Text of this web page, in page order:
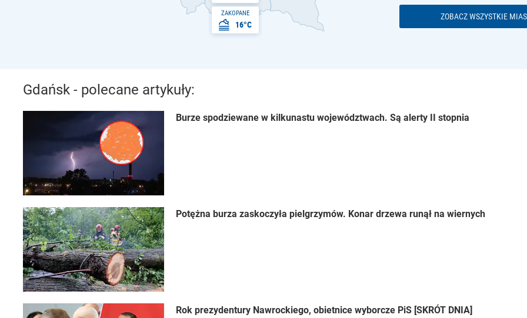
ZAKOPANE
16°C
ZOBACZ WSZYSTKIE
Gdańsk - polecane artykuły:
Burze spodziewane w kilkunastu województwach. Są alerty II stopnia
Potężna burza zaskoczyła pielgrzymów. Konar drzewa runął na wiernych
Rok prezydentury Nawrockiego, obietnice wyborcze PiS [SKRÓT DNIA]